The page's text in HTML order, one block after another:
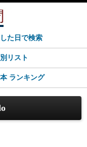
た日で検索
リスト
ランキング